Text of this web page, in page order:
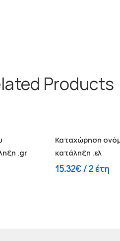
Products
.gr
Διαβάστε
Καταχώρηση
/ 2 έτη